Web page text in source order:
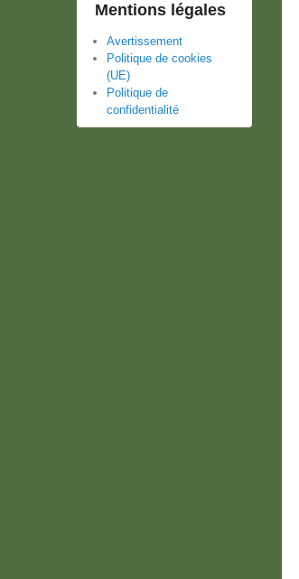
Mentions légales
Avertissement
Politique de cookies
(UE)
Politique de
confidentialité